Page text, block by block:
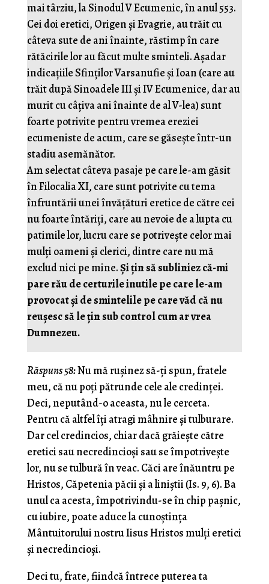
mai târziu, la Sinodul V Ecumenic, în anul 553.
Cei doi eretici, Origen și Evagrie, au trăit cu
câteva sute de ani înainte, răstimp în care
rătăcirile lor au făcut multe sminteli. Așadar
indicațiile Sfinților Varsanufie și Ioan (care au
trăit după Sinoadele III și IV Ecumenice, dar au
murit cu câțiva ani înainte de al V-lea) sunt
foarte potrivite pentru vremea ereziei
ecumeniste de acum, care se găsește într-un
stadiu asemănător.
Am selectat câteva pasaje pe care le-am găsit
în Filocalia XI, care sunt potrivite cu tema
înfruntării unei învățături eretice de către cei
nu foarte întăriți, care au nevoie de a lupta cu
patimile lor, lucru care se potrivește celor mai
mulți oameni și clerici, dintre care nu mă
exclud nici pe mine.Și țin să subliniez că-mi
pare rău de certurile inutile pe care le-am
provocat și de smintelile pe care văd că nu
reușesc să le țin sub control cum ar vrea
Dumnezeu.
Răspuns 58:Nu mă ruşinez să-ţi spun, fratele
meu, că nu poţi pătrunde cele ale credinţei.
Deci, neputând-o aceasta, nu le cerceta.
Pentru că altfel îţi atragi mâhnire şi tulburare.
Dar cel credincios, chiar dacă grăieşte către
eretici sau necredincioşi sau se împotriveşte
lor, nu se tulbură în veac. Căci are înăuntru pe
Hristos, Căpetenia păcii şi a liniştii (Is. 9, 6). Ba
unul ca acesta, împotrivindu-se în chip paşnic,
cu iubire, poate aduce la cunoştinţa
Mântuitorului nostru Iisus Hristos mulţi eretici
şi necredincioşi.
Deci tu, frate, fiindcă întrece puterea ta